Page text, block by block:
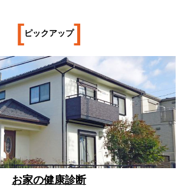
[ピックアップ]
お家の健康診断